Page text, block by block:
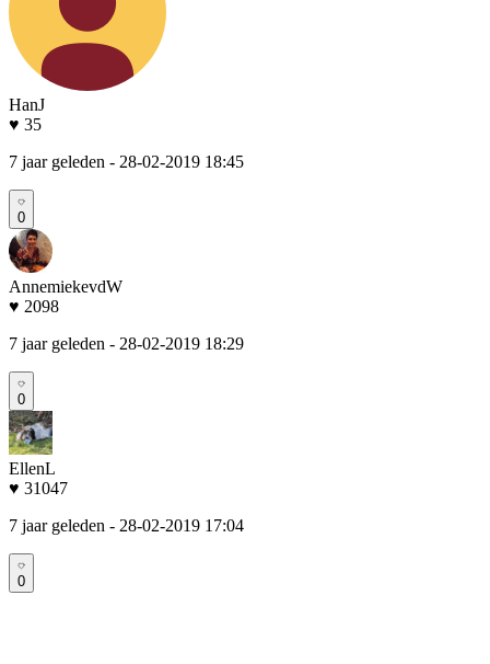
HanJ
♥ 35
7 jaar geleden - 28-02-2019 18:45
0
AnnemiekevdW
♥ 2098
7 jaar geleden - 28-02-2019 18:29
0
EllenL
♥ 31047
7 jaar geleden - 28-02-2019 17:04
0